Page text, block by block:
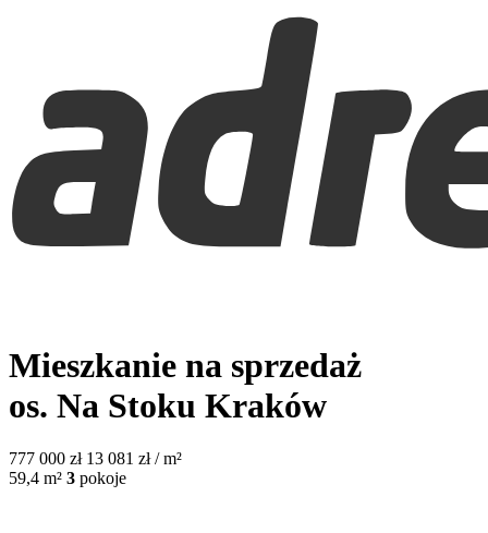
Mieszkanie na sprzedaż
os. Na Stoku Kraków
777 000 zł 13 081 zł / m²
59,4 m² 3 pokoje